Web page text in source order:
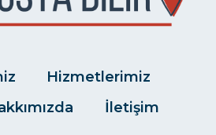
Hizmetlerimiz
İletişim